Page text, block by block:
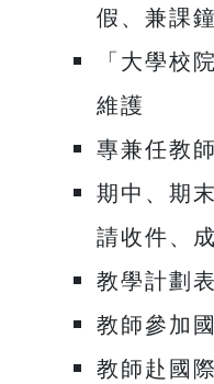
假、兼課
「大學校
維護
專兼任教
期中、期
請收件、
教學計劃
教師參加
教師赴國